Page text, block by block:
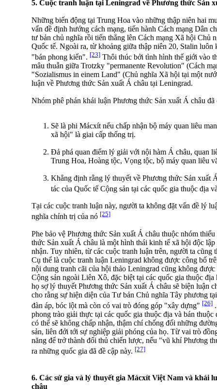
5. Cuộc tranh luận tại Leningrad về Phương thức Sản
Những biến động tại Trung Hoa vào những thập niên hai
vấn đề định hướng cách mạng, tiến hành Cách mạng Dân
tư bản chủ nghĩa rồi tiến thẳng lên Cách mạng Xã hội Chủ
Quốc tế. Ngoài ra, từ khoảng giữa thập niên 20, Stalin
"bán phong kiến". [23] Thôi thúc bởi tình hình thế giới vào
mâu thuẫn giữa Trotzky "permanente Revolution" (Cách
"Sozialismus in einem Land" (Chủ nghĩa Xã hội tại một
luận về Phương thức Sản xuất Á châu tại Leningrad.
Nhóm phê phán khái luận Phương thức Sản xuất Á châu đã
Sẽ là phi Mácxít nếu chấp nhận bộ máy quan liêu
xã hội" là giai cấp thống trị.
Đả phá quan điểm lý giải với nội hàm Á châu, quan
Trung Hoa, Hoàng tộc, Vọng tộc, bộ máy quan liêu
Khẳng định rằng lý thuyết về Phương thức Sản xuất
tác của Quốc tế Cộng sản tại các quốc gia thuộc địa
Tại các cuộc tranh luận này, người ta không đặt vấn đề lý
nghĩa chính trị của nó [25]
Phe bảo vệ Phương thức Sản xuất Á châu thuộc nhóm
thức Sản xuất Á châu là một hình thái kinh tế xã hội độc
nhận. Tuy nhiên, từ các cuộc tranh luận trên, người ta cũng
Cụ thể là cuộc tranh luận Leningrad không được công bố
nội dung tranh cãi của hội thảo Leningrad cũng không
Cộng sản ngoài Liên Xô, đặc biệt tại các quốc gia thuộc
họ sợ lý thuyết Phương thức Sản xuất Á châu sẽ biện luận
cho rằng sự hiện diện của Tư bản Chủ nghĩa Tây phương
đàn áp, bóc lột mà còn có vai trò đóng góp "xây dựng" [26]
phong trào giải thực tại các quốc gia thuộc địa và bán
có thể sẽ không chấp nhận, thậm chí chống đối những
sản, liên đới tới sự nghiệp giải phóng của họ. Từ vai trò
năng để trở thành đối thủ chiến lược, nếu "vũ khí Phương
ra những quốc gia đã đề cập này. [27]
6. Các sử gia và lý thuyết gia Mácxít Việt Nam và khái
châu